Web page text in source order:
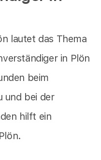
lautet das Thema
in Plön
beim
und bei der
hilft ein